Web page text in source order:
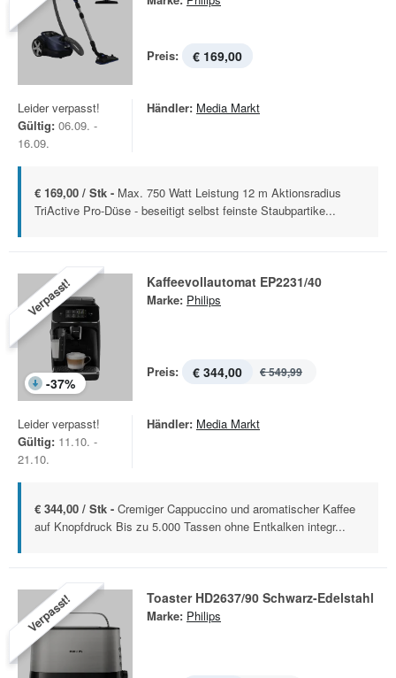
Preis: € 169,00
Leider verpasst!
Gültig: 06.09. -
16.09.
Händler: Media Markt
€ 169,00 / Stk - Max. 750 Watt Leistung 12 m Aktionsradius
TriActive Pro-Düse - beseitigt selbst feinste Staubpartike...
Verpasst!
-37%
Kaffeevollautomat EP2231/40
Marke: Philips
Preis: € 344,00 € 549,99
Leider verpasst!
Gültig: 11.10. -
21.10.
Händler: Media Markt
€ 344,00 / Stk - Cremiger Cappuccino und aromatischer Kaffee
auf Knopfdruck Bis zu 5.000 Tassen ohne Entkalken integr...
Verpasst! Toaster HD2637/90 Schwarz-Edelstahl
Marke: Philips